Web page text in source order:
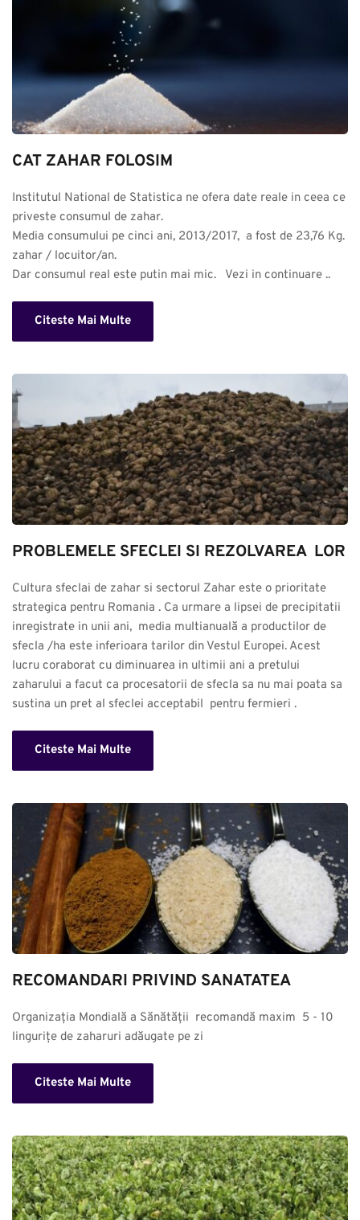
CAT ZAHAR FOLOSIM
Institutul National de Statistica ne ofera date reale in ceea ce
priveste consumul de zahar.
Media consumului pe cinci ani, 2013/2017,  a fost de 23,76 Kg.
zahar / locuitor/an.
Dar consumul real este putin mai mic.   Vezi in continuare ..
Citeste Mai Multe
PROBLEMELE SFECLEI SI REZOLVAREA  LOR
Cultura sfeclai de zahar si sectorul Zahar este o prioritate
strategica pentru Romania . Ca urmare a lipsei de precipitatii
inregistrate in unii ani,  media multianuală a productilor de
sfecla /ha este inferioara tarilor din Vestul Europei. Acest
lucru coraborat cu diminuarea in ultimii ani a pretului
zaharului a facut ca procesatorii de sfecla sa nu mai poata sa
sustina un pret al sfeclei acceptabil  pentru fermieri .
Citeste Mai Multe
RECOMANDARI PRIVIND SANATATEA
Organizația Mondială a Sănătății  recomandă maxim  5 - 10
lingurițe de zaharuri adăugate pe zi
Citeste Mai Multe